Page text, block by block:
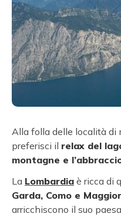
Alla folla delle località di
preferisci il relax del
montagne e
La Lombardia è ricca di
Garda, Como e
arricchiscono il suo